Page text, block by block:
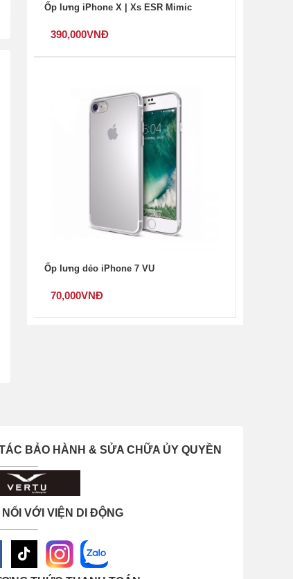
Ốp lưng iPhone X | Xs ESR Mimic
390,000VNĐ
Ốp lưng dẻo iPhone 7 VU
70,000VNĐ
BẢO HÀNH & SỬA CHỮA ỦY QUYỀN
NỐI VỚI VIỆN DI ĐỘNG